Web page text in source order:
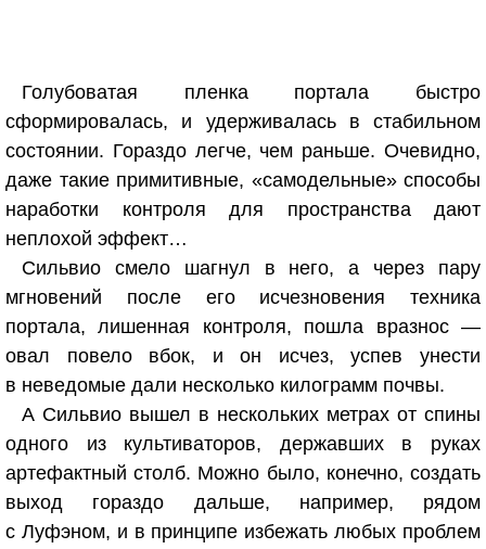
Голубоватая пленка портала быстро
сформировалась, и удерживалась в стабильном
состоянии. Гораздо легче, чем раньше. Очевидно,
даже такие примитивные, «самодельные» способы
наработки контроля для пространства дают
неплохой эффект…
Сильвио смело шагнул в него, а через пару
мгновений после его исчезновения техника
портала, лишенная контроля, пошла вразнос —
овал повело вбок, и он исчез, успев унести
в неведомые дали несколько килограмм почвы.
А Сильвио вышел в нескольких метрах от спины
одного из культиваторов, державших в руках
артефактный столб. Можно было, конечно, создать
выход гораздо дальше, например, рядом
с Луфэном, и в принципе избежать любых проблем